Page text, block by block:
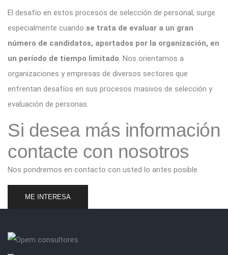
El desafío en estos procesos de selección de personal, surge
especialmente cuando se trata de evaluar a un gran
número de candidatos, aportados por la organización, en
un período de tiempo limitado. Nos orientamos a
organizaciones y empresas de diversos sectores que
enfrentan desafíos en sus procesos masivos de selección y
evaluación de personas.
Si desea más información
contacte con nosotros
Nos pondremos en contacto con usted lo antes posible.
ME INTERESA